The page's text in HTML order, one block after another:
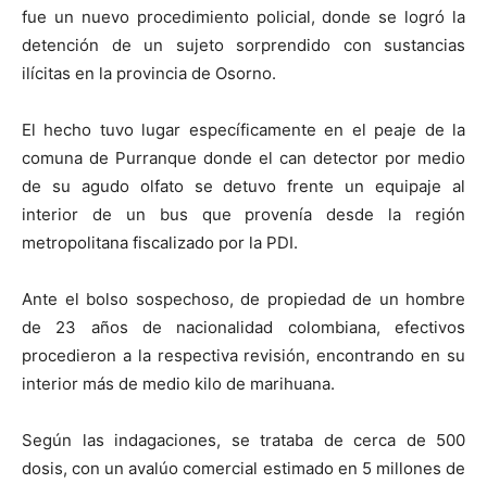
fue un nuevo procedimiento policial, donde se logró la
detención de un sujeto sorprendido con sustancias
ilícitas en la provincia de Osorno.
El hecho tuvo lugar específicamente en el peaje de la
comuna de Purranque donde el can detector por medio
de su agudo olfato se detuvo frente un equipaje al
interior de un bus que provenía desde la región
metropolitana fiscalizado por la PDI.
Ante el bolso sospechoso, de propiedad de un hombre
de 23 años de nacionalidad colombiana, efectivos
procedieron a la respectiva revisión, encontrando en su
interior más de medio kilo de marihuana.
Según las indagaciones, se trataba de cerca de 500
dosis, con un avalúo comercial estimado en 5 millones de